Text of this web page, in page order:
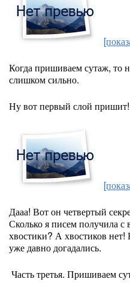
Когда пришиваем сутаж, то
слишком сильно.
Ну вот первый слой пришит!
Дааа! Вот он четвертый
Сколько я писем получила с
хвостики? А хвостиков
уже давно догадались.
Часть третья. Пришиваем